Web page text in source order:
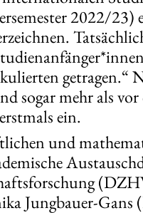
2022/23)
getragen.“
sogar mehr als
ein.
und
Jungbauer-